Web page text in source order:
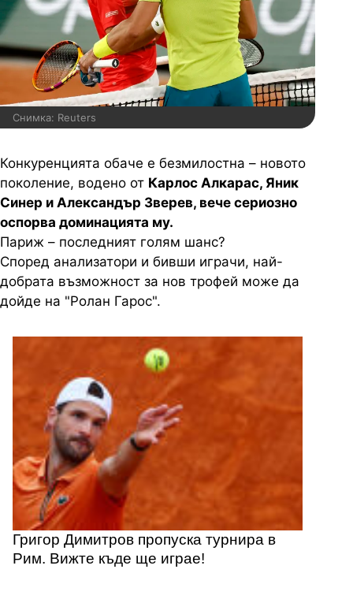
Снимка: Reuters
Конкуренцията обаче е безмилостна – новото
поколение, водено от Карлос Алкарас, Яник
Синер и Александър Зверев, вече сериозно
оспорва доминацията му.
Париж – последният голям шанс?
Според анализатори и бивши играчи, най-
добрата възможност за нов трофей може да
дойде на "Ролан Гарос".
Григор Димитров пропуска турнира в
Рим. Вижте къде ще играе!